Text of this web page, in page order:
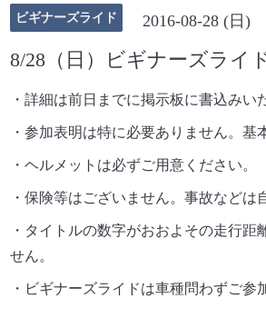
ビギナーズライド 2016-08-28 (日)
8/28（日）ビギナーズライ
・詳細は前日までに掲示板に書込みい
・参加表明は特に必要ありません。基
・ヘルメットは必ずご用意ください。
・保険等はございません。事故など
・タイトルの数字がおおよその走行
せん。
・ビギナーズライドは車種問わずご